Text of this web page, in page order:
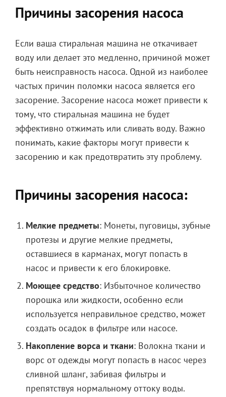
Причины засорения насоса
Если ваша стиральная машина не откачивает
воду или делает это медленно, причиной может
быть неисправность насоса. Одной из наиболее
частых причин поломки насоса является его
засорение. Засорение насоса может привести к
тому, что стиральная машина не будет
эффективно отжимать или сливать воду. Важно
понимать, какие факторы могут привести к
засорению и как предотвратить эту проблему.
Причины засорения насоса:
Мелкие предметы: Монеты, пуговицы, зубные
протезы и другие мелкие предметы,
оставшиеся в карманах, могут попасть в
насос и привести к его блокировке.
Моющее средство: Избыточное количество
порошка или жидкости, особенно если
используется неправильное средство, может
создать осадок в фильтре или насосе.
Накопление ворса и ткани: Волокна ткани и
ворс от одежды могут попасть в насос через
сливной шланг, забивая фильтры и
препятствуя нормальному оттоку воды.